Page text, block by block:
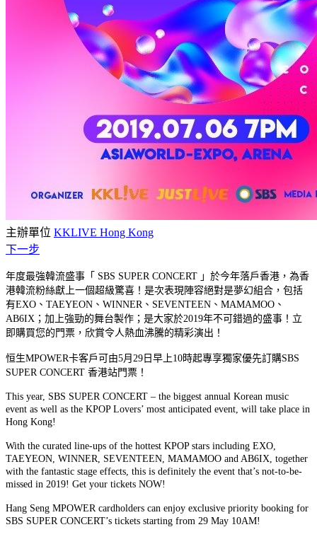
主辦單位 KKLIVE Hong Kong
下一步
年度最強韓流盛事「 SBS SUPER CONCERT 」於今年落戶香港，為香
港韓流粉絲獻上一個超級驚喜！是次表現陣容絕對是夢幻組合，包括
有EXO、TAEYEON、WINNER、SEVENTEEN、MAMAMOO、
AB6IX；加上強勁的舞台製作；是大家於2019年不可錯過的盛事！立
即購買您的門票，欣賞令人熱血沸騰的精彩演出！
恒生MPOWER卡客戶可由5月29日早上10時起專享獨家優先訂購SBS
SUPER CONCERT 香港站門票！
This year, SBS SUPER CONCERT – the biggest annual Korean music
event as well as the KPOP Lovers’ most anticipated event, will take place in
Hong Kong!
With the curated line-ups of the hottest KPOP stars including EXO,
TAEYEON, WINNER, SEVENTEEN, MAMAMOO and AB6IX, together
with the fantastic stage effects, this is definitely the event that’s not-to-be-
missed in 2019! Get your tickets NOW!
Hang Seng MPOWER cardholders can enjoy exclusive priority booking for
SBS SUPER CONCERT’s tickets starting from 29 May 10AM!